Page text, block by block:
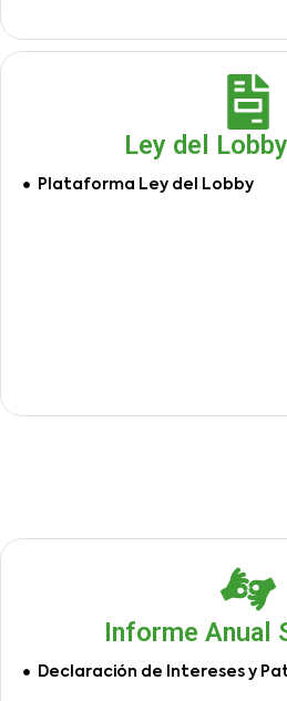
Ley del
Plataforma Ley del Lobby
Informe Anual
Declaración de Intereses y